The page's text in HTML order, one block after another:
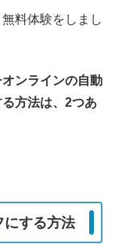
料体験をしまし
ンラインの自動
方法は、2つあ
にする方法